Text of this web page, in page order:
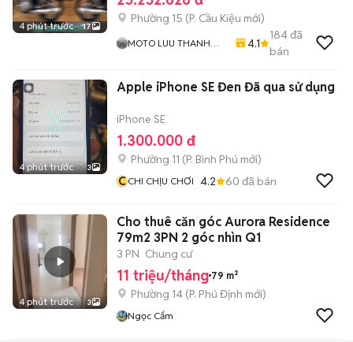
4 phút trước 17
Phường 15 (P. Cầu Kiệu mới)
MOTO LUU THANH
Hoang Van Thu , PN ,
4.1
184đã
bán
4 phút trước 3
Apple iPhone SE Đen Đã qua sử dụng
iPhone SE
1.300.000 đ
Phường 11 (P. Bình Phú mới)
CCHI CHỊU CHƠI 4.2 60 đã bán
4 phút trước 3
Cho thuê căn góc Aurora Residence
79m2 3PN 2 góc nhìn Q1
3 PN Chung cư
11 triệu/tháng 79 m²
Phường 14 (P. Phú Định mới)
Ngọc Cẩm